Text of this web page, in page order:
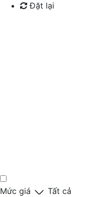
Đặt lại
Mức giá Tất cả